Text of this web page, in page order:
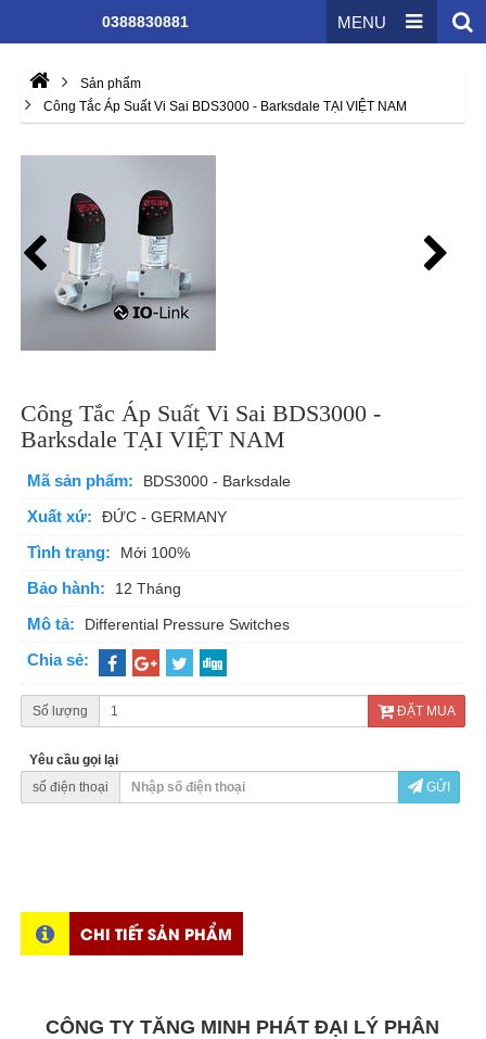
0388830881 MENU
Sản phẩm
Công Tắc Áp Suất Vi Sai BDS3000 - Barksdale TẠI VIỆT NAM
Công Tắc Áp Suất Vi Sai BDS3000 -
Barksdale TẠI VIỆT NAM
Mã sản phẩm: BDS3000 - Barksdale
Xuất xứ: ĐỨC - GERMANY
Tình trạng: Mới 100%
Bảo hành: 12 Tháng
Mô tả: Differential Pressure Switches
Chia sẻ:
Số lượng ĐẶT MUA
Yêu cầu gọi lại
số điện thoại
GỬI
CHI TIẾT SẢN PHẨM
CÔNG TY TĂNG MINH PHÁT ĐẠI LÝ PHÂN